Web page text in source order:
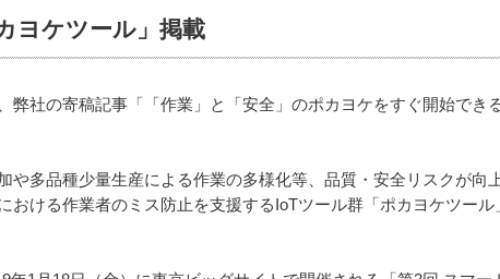
ヨケツール」掲載
社の寄稿記事「「作業」と「安全」のポカヨケをすぐ開始でき
多品種少量生産による作業の多様化等、品質・安全リスクが向
おける作業者のミス防止を支援するIoTツール群「ポカヨケツール